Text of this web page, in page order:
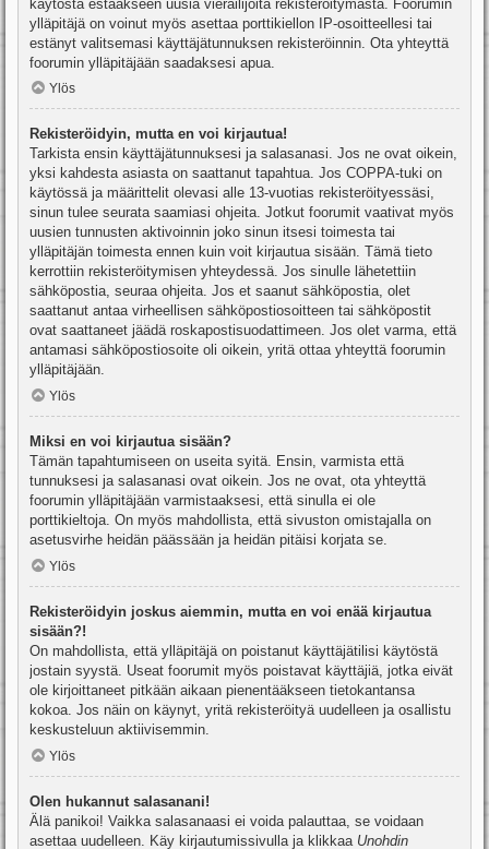
käytöstä estääkseen uusia vierailijoita rekisteröitymästä. Foorumin
ylläpitäjä on voinut myös asettaa porttikiellon IP-osoitteellesi tai
estänyt valitsemasi käyttäjätunnuksen rekisteröinnin. Ota yhteyttä
foorumin ylläpitäjään saadaksesi apua.
Ylös
Rekisteröidyin, mutta en voi kirjautua!
Tarkista ensin käyttäjätunnuksesi ja salasanasi. Jos ne ovat oikein,
yksi kahdesta asiasta on saattanut tapahtua. Jos COPPA-tuki on
käytössä ja määrittelit olevasi alle 13-vuotias rekisteröityessäsi,
sinun tulee seurata saamiasi ohjeita. Jotkut foorumit vaativat myös
uusien tunnusten aktivoinnin joko sinun itsesi toimesta tai
ylläpitäjän toimesta ennen kuin voit kirjautua sisään. Tämä tieto
kerrottiin rekisteröitymisen yhteydessä. Jos sinulle lähetettiin
sähköpostia, seuraa ohjeita. Jos et saanut sähköpostia, olet
saattanut antaa virheellisen sähköpostiosoitteen tai sähköpostit
ovat saattaneet jäädä roskapostisuodattimeen. Jos olet varma, että
antamasi sähköpostiosoite oli oikein, yritä ottaa yhteyttä foorumin
ylläpitäjään.
Ylös
Miksi en voi kirjautua sisään?
Tämän tapahtumiseen on useita syitä. Ensin, varmista että
tunnuksesi ja salasanasi ovat oikein. Jos ne ovat, ota yhteyttä
foorumin ylläpitäjään varmistaaksesi, että sinulla ei ole
porttikieltoja. On myös mahdollista, että sivuston omistajalla on
asetusvirhe heidän päässään ja heidän pitäisi korjata se.
Ylös
Rekisteröidyin joskus aiemmin, mutta en voi enää kirjautua
sisään?!
On mahdollista, että ylläpitäjä on poistanut käyttäjätilisi käytöstä
jostain syystä. Useat foorumit myös poistavat käyttäjiä, jotka eivät
ole kirjoittaneet pitkään aikaan pienentääkseen tietokantansa
kokoa. Jos näin on käynyt, yritä rekisteröityä uudelleen ja osallistu
keskusteluun aktiivisemmin.
Ylös
Olen hukannut salasanani!
Älä panikoi! Vaikka salasanaasi ei voida palauttaa, se voidaan
asettaa uudelleen. Käy kirjautumissivulla ja klikkaa Unohdin